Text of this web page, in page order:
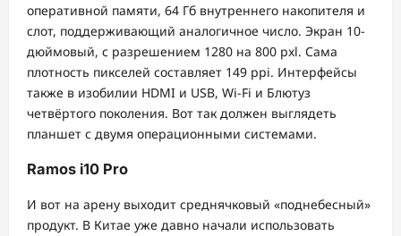
оперативной памяти, 64 Гб внутреннего накопителя и
слот, поддерживающий аналогичное число. Экран 10-
дюймовый, с разрешением 1280 на 800 pxl. Сама
плотность пикселей составляет 149 ppi. Интерфейсы
также в изобилии HDMI и USB, Wi-Fi и Блютуз
четвёртого поколения. Вот так должен выглядеть
планшет с двумя операционными системами.
Ramos i10 Pro
И вот на арену выходит среднячковый «поднебесный»
продукт. В Китае уже давно начали использовать